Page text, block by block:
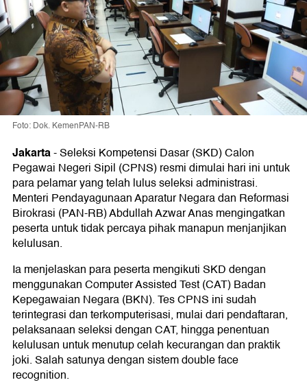
Foto: Dok. KemenPAN-RB
Jakarta-Seleksi Kompetensi Dasar (SKD) Calon
Pegawai Negeri Sipil (CPNS) resmi dimulai hari ini untuk
para pelamar yang telah lulus seleksi administrasi.
Menteri Pendayagunaan Aparatur Negara dan Reformasi
Birokrasi (PAN-RB) Abdullah Azwar Anas mengingatkan
peserta untuk tidak percaya pihak manapun menjanjikan
kelulusan.
Ia menjelaskan para peserta mengikuti SKD dengan
menggunakan Computer Assisted Test (CAT) Badan
Kepegawaian Negara (BKN). Tes CPNS ini sudah
terintegrasi dan terkomputerisasi, mulai dari pendaftaran,
pelaksanaan seleksi dengan CAT, hingga penentuan
kelulusan untuk menutup celah kecurangan dan praktik
joki. Salah satunya dengan sistem double face
recognition.